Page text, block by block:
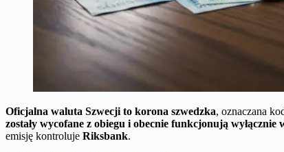
Oficjalna waluta Szwecji to korona szwedzka, oznaczana
zostały wycofane z obiegu i obecnie funkcjonują wyłącznie
emisję kontroluje Riksbank.